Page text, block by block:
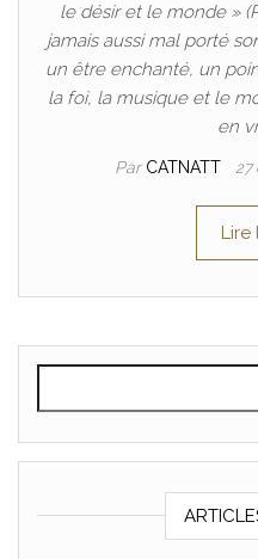
le désir et le monde »
jamais aussi mal porté
un être enchanté, un
la foi, la musique et le
en
Par CATNATT 27
Lire